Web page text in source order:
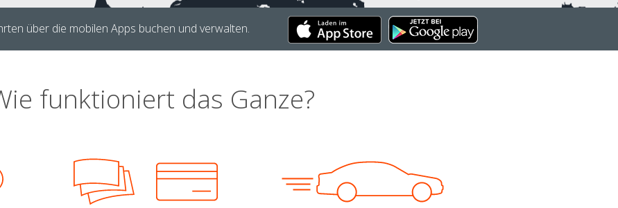
über die mobilen Apps buchen und verwalten.
funktioniert das Ganze?